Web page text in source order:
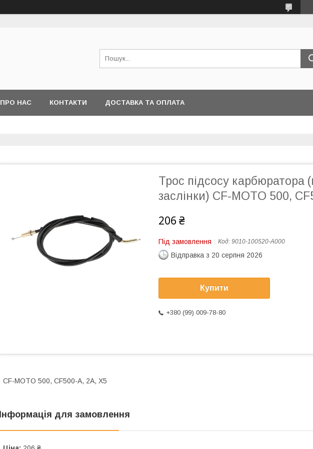
ПРО НАС КОНТАКТИ ДОСТАВКА ТА ОПЛАТА
Трос підсосу карбюратора
заслінки) CF-МOTO 500,
206 ₴
Під замовлення Код: 9010-100520-A000
Відправка з 20 серпня 2026
Купити
+380 (99) 009-78-80
CF-МOTO 500, CF500-A, 2А, X5
Інформація для замовлення